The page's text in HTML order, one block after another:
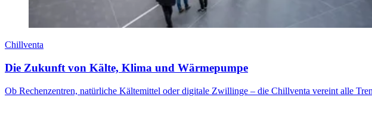
Chillventa
Die Zukunft von Kälte, Klima und Wärmepumpe
Ob Rechenzentren, natürliche Kältemittel oder digitale Zwillinge – die Chillventa vereint alle